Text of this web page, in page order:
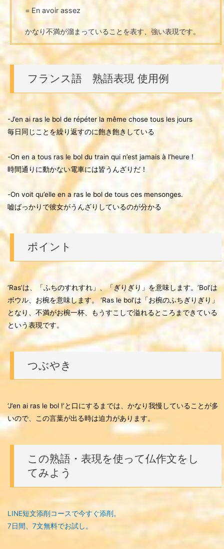
= En avoir assez
かなり不満が溜まっていることを表す、強い表現です。
フランス語 熟語表現 使用例
-J’en ai ras le bol de répéter la même chose tous les jours
毎日同じことを繰り返すのに飽き飽きしている
-On en a tous ras le bol du train qui n’est jamais à l’heure !
時間通りに動かない電車には皆うんざりだ！
-On voit qu’elle en a ras le bol de tous ces mensonges.
嘘ばっかりで彼女がうんざりしているのが分かる
ポイント
‘Ras’は、「ふちのすれすれ」、「ぎりぎり」を意味します。’Bol’は
ボウル、お椀を意味します。 ‘Ras le bol’は「お椀のふちぎりぎり」
となり、不満がお椀一杯、もうすこしで溢れるところまできている
という表現です。
つぶやき
‘J’en ai ras le bol !’と口にするまでは、かなり我慢していることが多
いので、この言葉が出る時は迫力があります。
この熟語・表現を使って仏作文をし
てみよう
LINE短文添削コースで今すぐ添削。
7日間、7文無料でお試し。